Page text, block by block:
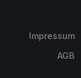
Impressum
AGB